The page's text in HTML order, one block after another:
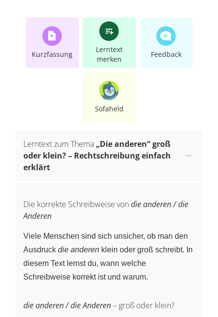
Kurzfassung
Lerntext
merken
Feedback
Sofaheld
Lerntext zum Thema „Die anderen“ groß
oder klein? – Rechtschreibung einfach
erklärt
Die korrekte Schreibweise von die anderen / die
Anderen
Viele Menschen sind sich unsicher, ob man den
Ausdruck die anderen klein oder groß schreibt. In
diesem Text lernst du, wann welche
Schreibweise korrekt ist und warum.
die anderen / die Anderen– groß oder klein?